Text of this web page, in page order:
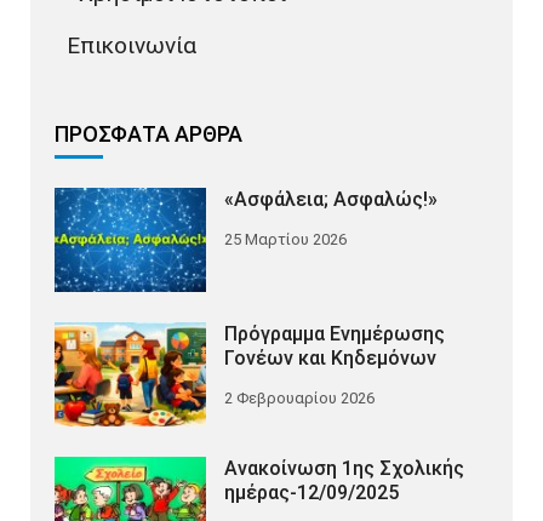
Επικοινωνία
ΠΡΌΣΦΑΤΑ ΆΡΘΡΑ
«Ασφάλεια; Ασφαλώς!»
25 Μαρτίου 2026
Πρόγραμμα Ενημέρωσης
Γονέων και Κηδεμόνων
2 Φεβρουαρίου 2026
Ανακοίνωση 1ης Σχολικής
ημέρας-12/09/2025